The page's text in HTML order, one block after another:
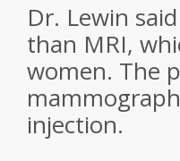
Dr. Lewin
than MRI,
women. The
injection.